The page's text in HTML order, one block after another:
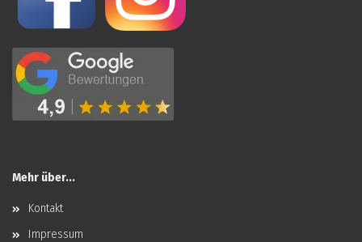
Mehr über...
Kontakt
Impressum